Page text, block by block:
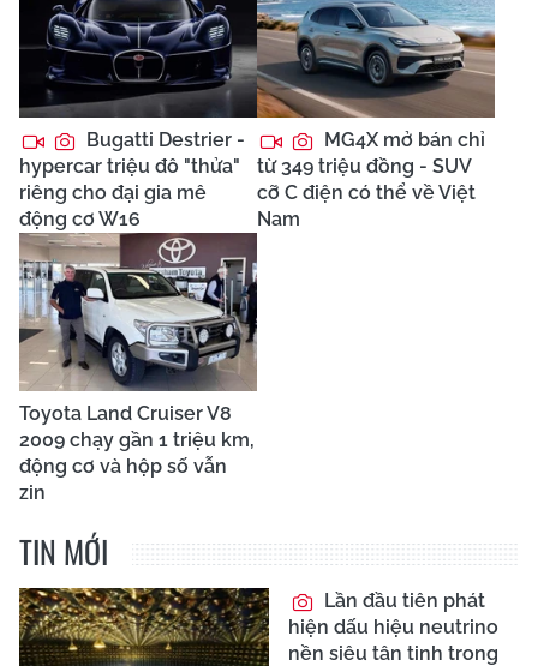
Bugatti Destrier -
hypercar triệu đô "thửa"
riêng cho đại gia mê
động cơ W16
MG4X mở bán chỉ
từ 349 triệu đồng - SUV
cỡ C điện có thể về Việt
Nam
Toyota Land Cruiser V8
2009 chạy gần 1 triệu km,
động cơ và hộp số vẫn
zin
TIN MỚI
Lần đầu tiên phát
hiện dấu hiệu neutrino
nền siêu tân tinh trong